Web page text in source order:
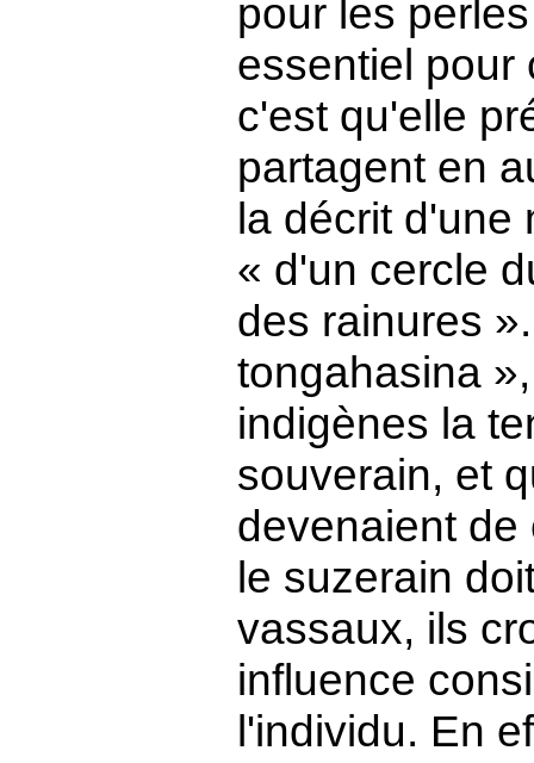
pour les
essentiel pour
c'est qu'elle
partagent en
la décrit d'une
« d'un cercle
des rainures
tongahasina
indigènes la
souverain, et
devenaient
le suzerain
vassaux, ils
influence
l'individu. En